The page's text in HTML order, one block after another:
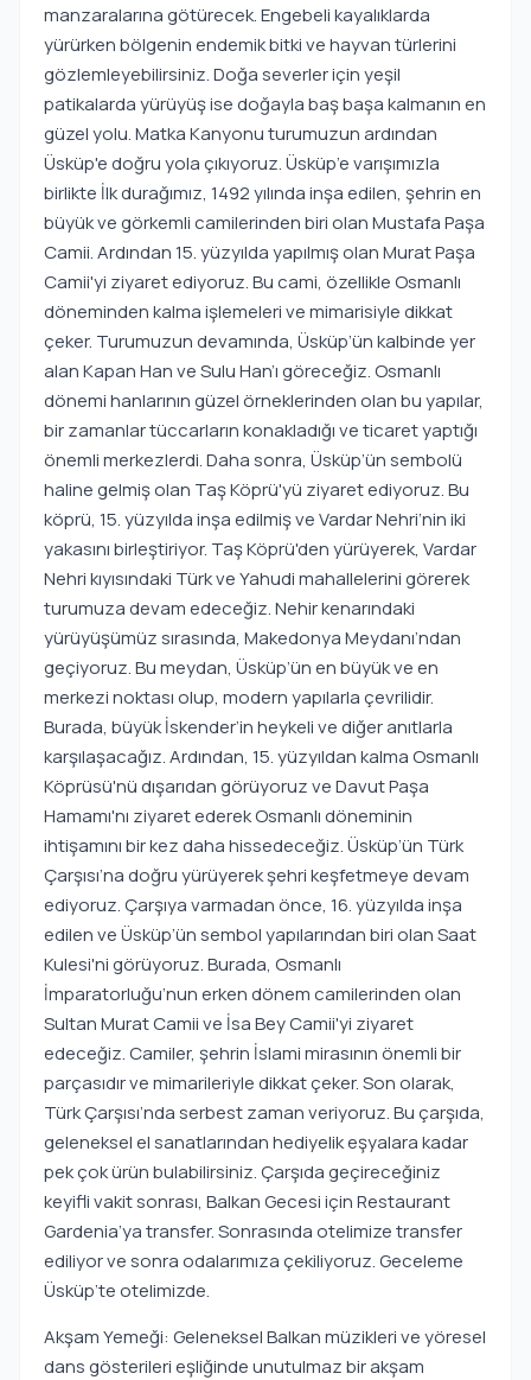
manzaralarına götürecek. Engebeli kayalıklarda
yürürken bölgenin endemik bitki ve hayvan türlerini
gözlemleyebilirsiniz. Doğa severler için yeşil
patikalarda yürüyüş ise doğayla baş başa kalmanın en
güzel yolu. Matka Kanyonu turumuzun ardından
Üsküp'e doğru yola çıkıyoruz. Üsküp’e varışımızla
birlikte İlk durağımız, 1492 yılında inşa edilen, şehrin en
büyük ve görkemli camilerinden biri olan Mustafa Paşa
Camii. Ardından 15. yüzyılda yapılmış olan Murat Paşa
Camii'yi ziyaret ediyoruz. Bu cami, özellikle Osmanlı
döneminden kalma işlemeleri ve mimarisiyle dikkat
çeker. Turumuzun devamında, Üsküp’ün kalbinde yer
alan Kapan Han ve Sulu Han’ı göreceğiz. Osmanlı
dönemi hanlarının güzel örneklerinden olan bu yapılar,
bir zamanlar tüccarların konakladığı ve ticaret yaptığı
önemli merkezlerdi. Daha sonra, Üsküp’ün sembolü
haline gelmiş olan Taş Köprü'yü ziyaret ediyoruz. Bu
köprü, 15. yüzyılda inşa edilmiş ve Vardar Nehri’nin iki
yakasını birleştiriyor. Taş Köprü'den yürüyerek, Vardar
Nehri kıyısındaki Türk ve Yahudi mahallelerini görerek
turumuza devam edeceğiz. Nehir kenarındaki
yürüyüşümüz sırasında, Makedonya Meydanı’ndan
geçiyoruz. Bu meydan, Üsküp’ün en büyük ve en
merkezi noktası olup, modern yapılarla çevrilidir.
Burada, büyük İskender’in heykeli ve diğer anıtlarla
karşılaşacağız. Ardından, 15. yüzyıldan kalma Osmanlı
Köprüsü'nü dışarıdan görüyoruz ve Davut Paşa
Hamamı'nı ziyaret ederek Osmanlı döneminin
ihtişamını bir kez daha hissedeceğiz. Üsküp’ün Türk
Çarşısı’na doğru yürüyerek şehri keşfetmeye devam
ediyoruz. Çarşıya varmadan önce, 16. yüzyılda inşa
edilen ve Üsküp’ün sembol yapılarından biri olan Saat
Kulesi'ni görüyoruz. Burada, Osmanlı
İmparatorluğu’nun erken dönem camilerinden olan
Sultan Murat Camii ve İsa Bey Camii'yi ziyaret
edeceğiz. Camiler, şehrin İslami mirasının önemli bir
parçasıdır ve mimarileriyle dikkat çeker. Son olarak,
Türk Çarşısı’nda serbest zaman veriyoruz. Bu çarşıda,
geleneksel el sanatlarından hediyelik eşyalara kadar
pek çok ürün bulabilirsiniz. Çarşıda geçireceğiniz
keyifli vakit sonrası, Balkan Gecesi için Restaurant
Gardenia’ya transfer. Sonrasında otelimize transfer
ediliyor ve sonra odalarımıza çekiliyoruz. Geceleme
Üsküp’te otelimizde.
Akşam Yemeği: Geleneksel Balkan müzikleri ve yöresel
dans gösterileri eşliğinde unutulmaz bir akşam